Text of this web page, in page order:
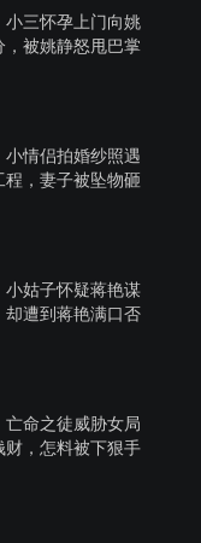
小三怀孕上门向姚
，被姚静怒甩巴掌
小情侣拍婚纱照遇
程，妻子被坠物砸
小姑子怀疑蒋艳谋
却遭到蒋艳满口否
亡命之徒威胁女局
财，怎料被下狠手